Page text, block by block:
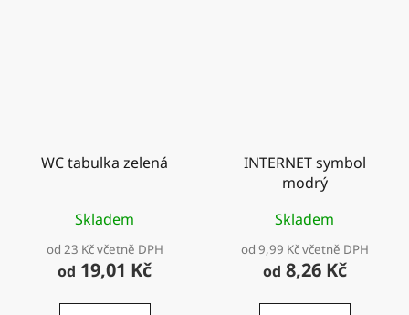
WC tabulka zelená
Skladem
od 23 Kč včetně DPH
od 19,01 Kč
INTERNET symbol
modrý
Skladem
od 9,99 Kč včetně DPH
od 8,26 Kč